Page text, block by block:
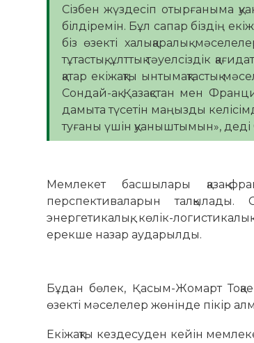
Сізбен жүздесіп отырғаныма
білдіремін. Бұл сапар біздің
біз өзекті халықаралық
тұтастық, ұлттық тәуелсіздік
қатар екіжақты ынтымақтастық
Сондай-ақ Қазақстан мен
дамыта түсетін маңызды
туғаны үшін қуаныштымын»,
Мемлекет басшылары қазақ-
перспективаларын талқылады.
энергетикалық, көлік-
ерекше назар аударылды.
Бұдан бөлек, Қасым-Жомарт
өзекті мәселелер жөнінде пікір
Екіжақты кездесуден кейін